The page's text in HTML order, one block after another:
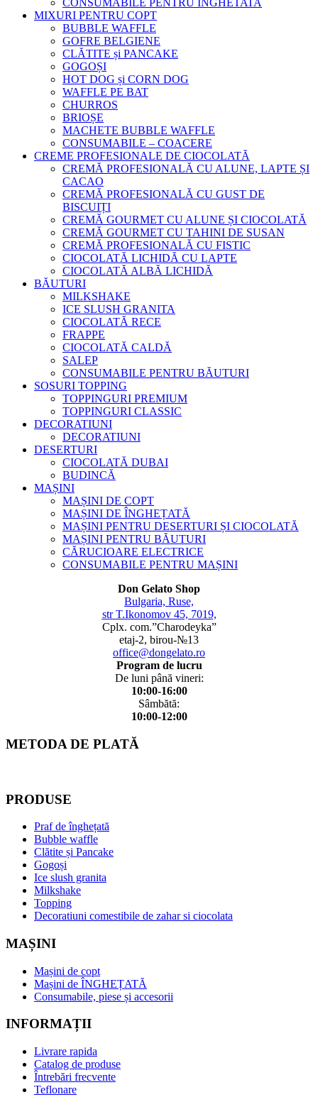
CONSUMABILE PENTRU INGHETATA
MIXURI PENTRU COPT
BUBBLE WAFFLE
GOFRE BELGIENE
CLĂTITE și PANCAKE
GOGOȘI
HOT DOG și CORN DOG
WAFFLE PE BAT
CHURROS
BRIOȘE
MACHETE BUBBLE WAFFLE
CONSUMABILE – COACERE
CREME PROFESIONALE DE CIOCOLATĂ
CREMĂ PROFESIONALĂ CU ALUNE, LAPTE ȘI
CACAO
CREMĂ PROFESIONALĂ CU GUST DE
BISCUIȚI
CREMĂ GOURMET CU ALUNE ȘI CIOCOLATĂ
CREMĂ GOURMET CU TAHINI DE SUSAN
CREMĂ PROFESIONALĂ CU FISTIC
CIOCOLATĂ LICHIDĂ CU LAPTE
CIOCOLATĂ ALBĂ LICHIDĂ
BĂUTURI
MILKSHAKE
ICE SLUSH GRANITA
CIOCOLATĂ RECE
FRAPPE
CIOCOLATĂ CALDĂ
SALEP
CONSUMABILE PENTRU BĂUTURI
SOSURI TOPPING
TOPPINGURI PREMIUM
TOPPINGURI CLASSIC
DECORATIUNI
DECORATIUNI
DESERTURI
CIOCOLATĂ DUBAI
BUDINCĂ
MAȘINI
MAȘINI DE COPT
MAȘINI DE ÎNGHEȚATĂ
MAȘINI PENTRU DESERTURI ȘI CIOCOLATĂ
MAȘINI PENTRU BĂUTURI
CĂRUCIOARE ELECTRICE
CONSUMABILE PENTRU MAȘINI
Don Gelato Shop
Bulgaria, Ruse,
str T.Ikonomov 45, 7019,
Cplx. com.”Charodeyka”
etaj-2, birou-№13
office@dongelato.ro
Program de lucru
De luni până vineri:
10:00-16:00
Sâmbătă:
10:00-12:00
METODA DE PLATĂ
PRODUSE
Praf de înghețată
Bubble waffle
Clătite și Pancake
Gogoși
Ice slush granita
Milkshake
Topping
Decoratiuni comestibile de zahar si ciocolata
MAȘINI
Mașini de copt
Mașini de ÎNGHEȚATĂ
Consumabile, piese și accesorii
INFORMAȚII
Livrare rapida
Catalog de produse
Întrebări frecvente
Teflonare